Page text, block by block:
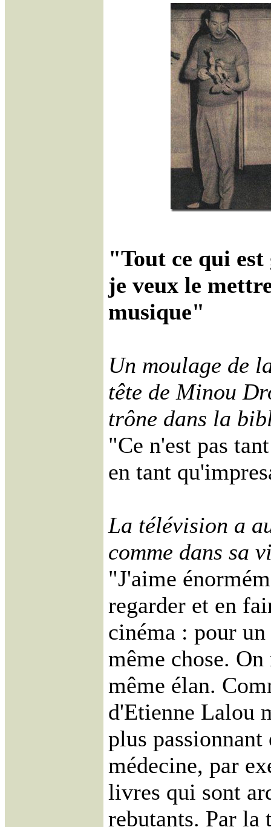
"Tout ce qui est
je veux le
musique"
Un moulage de
tête de Minou
trône dans la
"Ce n'est pas
en tant
La télévision a
comme dans sa
"J'aime
regarder et en
cinéma : pour
même chose.
même élan.
d'Etienne Lalou
plus
médecine, par
livres qui sont
rebutants. Par la